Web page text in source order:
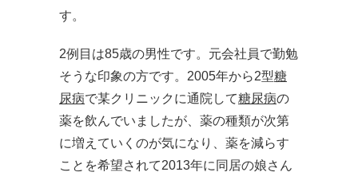
す。
2例目は85歳の男性です。元会社員で勤勉
そうな印象の方です。2005年から2型糖
尿病で某クリニックに通院して糖尿病の
薬を飲んでいましたが、薬の種類が次第
に増えていくのが気になり、薬を減らす
ことを希望されて2013年に同居の娘さん